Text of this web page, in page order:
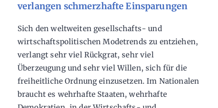
verlangen schmerzhafte Einsparungen
Sich den weltweiten gesellschafts- und
wirtschaftspolitischen Modetrends zu entziehen,
verlangt sehr viel Rückgrat, sehr viel
Überzeugung und sehr viel Willen, sich für die
freiheitliche Ordnung einzusetzen. Im Nationalen
braucht es wehrhafte Staaten, wehrhafte